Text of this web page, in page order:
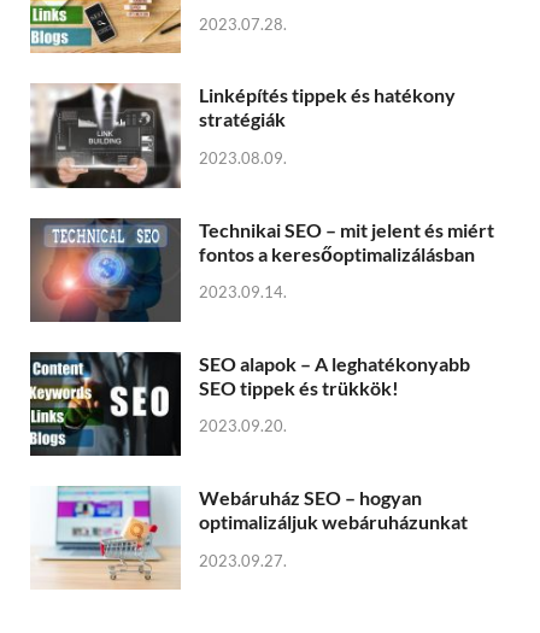
2023.07.28.
Linképítés tippek és hatékony
stratégiák
2023.08.09.
Technikai SEO – mit jelent és miért
fontos a keresőoptimalizálásban
2023.09.14.
SEO alapok – A leghatékonyabb
SEO tippek és trükkök!
2023.09.20.
Webáruház SEO – hogyan
optimalizáljuk webáruházunkat
2023.09.27.